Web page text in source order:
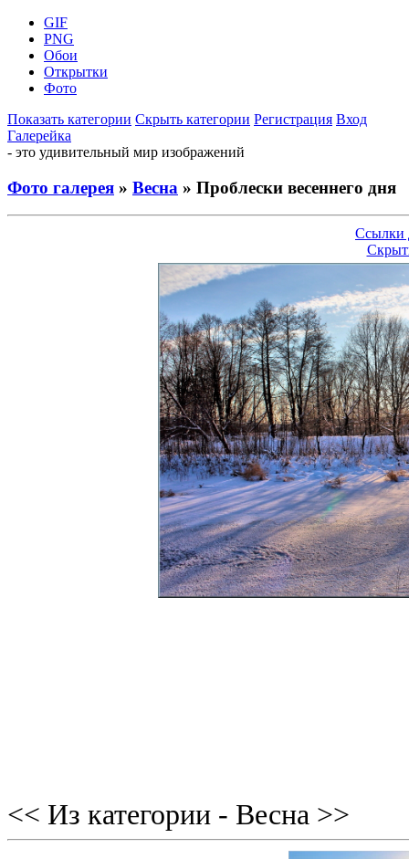
GIF
PNG
Обои
Открытки
Фото
Показать категории Скрыть категории Регистрация Вход
Галерейка
- это удивительный мир изображений
Фото галерея » Весна » Проблески весеннего дня
Ссылки
<< Из категории - Весна >>